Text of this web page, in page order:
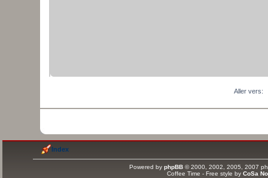
Aller vers:
Index
Powered by phpBB© 2000, 2002, 2005, 2007
Coffee Time - Free style by CoSa